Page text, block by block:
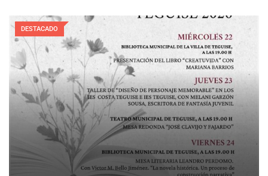
DESTACADO